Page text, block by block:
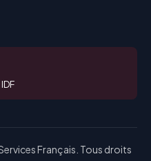
Français. Tous droits